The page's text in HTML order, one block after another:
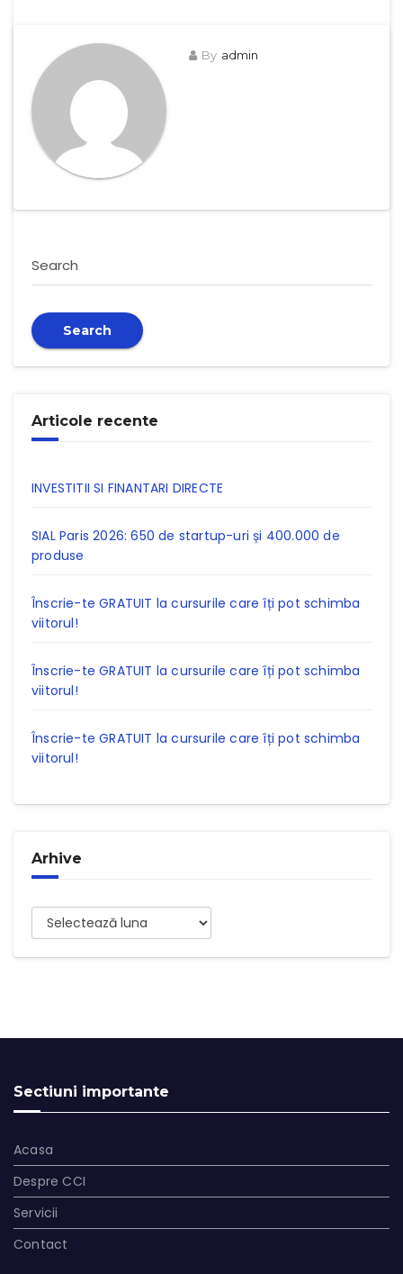
By admin
Search
Search
Articole recente
INVESTITII SI FINANTARI DIRECTE
SIAL Paris 2026: 650 de startup-uri și 400.000 de
produse
Înscrie-te GRATUIT la cursurile care îți pot schimba
viitorul!
Înscrie-te GRATUIT la cursurile care îți pot schimba
viitorul!
Înscrie-te GRATUIT la cursurile care îți pot schimba
viitorul!
Arhive
Arhive
Sectiuni importante
Acasa
Despre CCI
Servicii
Contact